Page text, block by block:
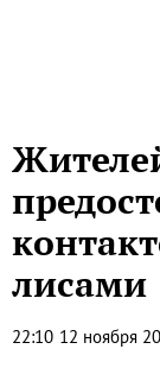
лисами
22:10 12 ноября